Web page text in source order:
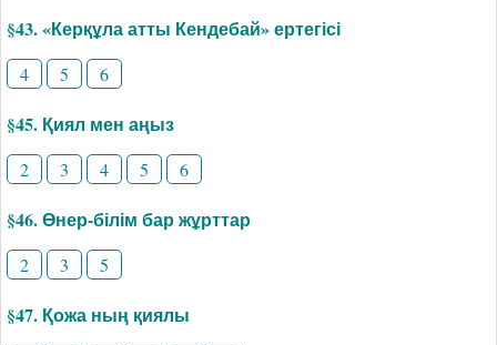
§43. «Керқұла атты Кендебай» ертегісі
4 5 6
§45. Қиял мен аңыз
2 3 4 5 6
§46. Өнер-білім бар жұрттар
2 3 5
§47. Қожа ның қиялы